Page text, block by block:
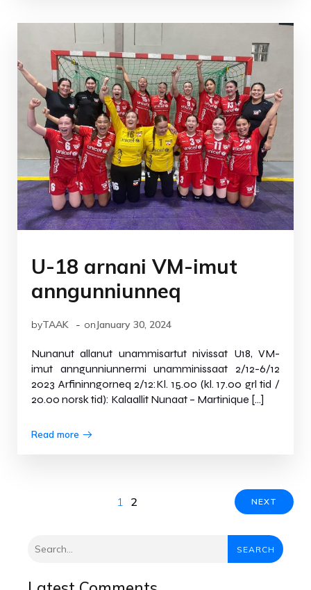
U-18 arnani VM-imut
anngunniunneq
byTAAK - onJanuary 30, 2024
Nunanut allanut unammisartut nivissat U18, VM-
imut anngunniunnermi unamminissaat 2/12-6/12
2023 Arfininngorneq 2/12:Kl. 15.00 (kl. 17.00 grl tid /
20.00 norsk tid): Kalaallit Nunaat – Martinique […]
Read more
1 2 NEXT
SEARCH